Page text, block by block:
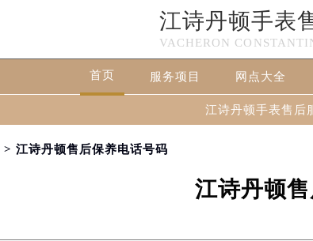
江诗丹顿手表
VACHERON
首页 服务项目 网点大全
江诗丹顿手表售后
> 江诗丹顿售后保养电话号码
江诗丹顿